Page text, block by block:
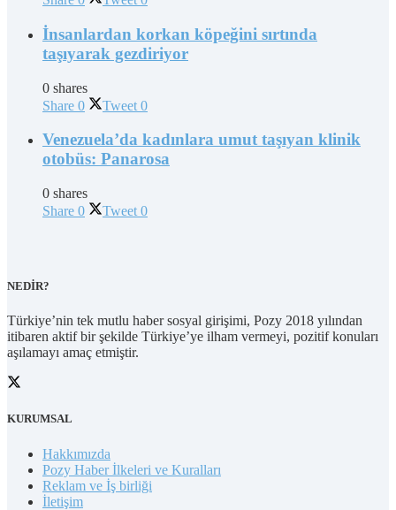
İnsanlardan korkan köpeğini sırtında
taşıyarak gezdiriyor
0 shares
Share 0 Tweet 0
Venezuela’da kadınlara umut taşıyan klinik
otobüs: Panarosa
0 shares
Share 0 Tweet 0
NEDİR?
Türkiye’nin tek mutlu haber sosyal girişimi, Pozy 2018 yılından
itibaren aktif bir şekilde Türkiye’ye ilham vermeyi, pozitif konuları
aşılamayı amaç etmiştir.
KURUMSAL
Hakkımızda
Pozy Haber İlkeleri ve Kuralları
Reklam ve İş birliği
İletişim